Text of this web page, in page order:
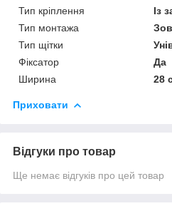
Тип кріплення
Із
Тип монтажа
Тип щітки
Фіксатор
Да
Ширина
28
Приховати
Відгуки про товар
Ще немає відгуків про цей товар